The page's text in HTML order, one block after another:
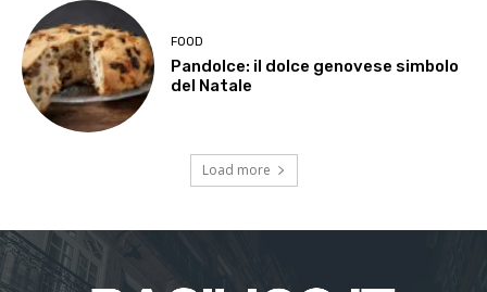
FOOD
Pandolce: il dolce genovese simbolo
del Natale
Load more